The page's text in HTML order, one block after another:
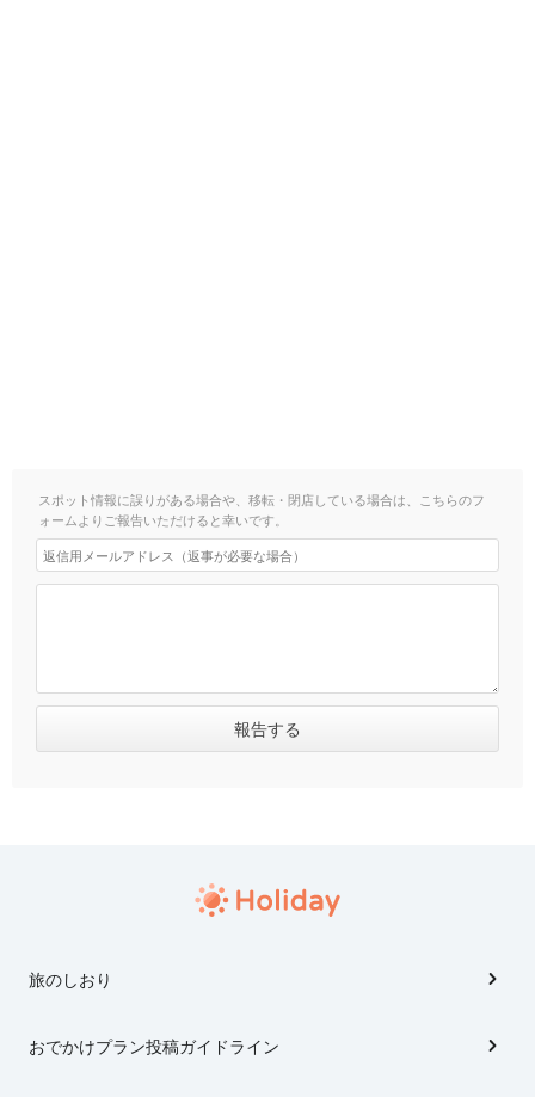
スポット情報に誤りがある場合や、移転・閉店している場合は、こちらのフ
ォームよりご報告いただけると幸いです。
旅のしおり
おでかけプラン投稿ガイドライン